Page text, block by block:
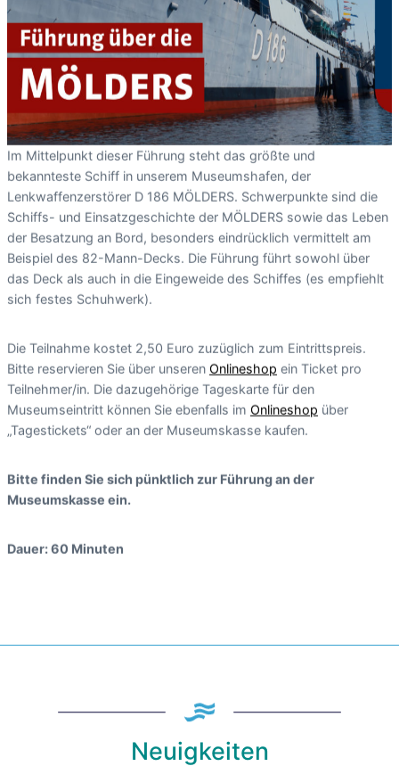
Im Mittelpunkt dieser Führung steht das größte und
bekannteste Schiff in unserem Museumshafen, der
Lenkwaffenzerstörer D 186 MÖLDERS. Schwerpunkte sind die
Schiffs- und Einsatzgeschichte der MÖLDERS sowie das Leben
der Besatzung an Bord, besonders eindrücklich vermittelt am
Beispiel des 82-Mann-Decks. Die Führung führt sowohl über
das Deck als auch in die Eingeweide des Schiffes (es empfiehlt
sich festes Schuhwerk).
Die Teilnahme kostet 2,50 Euro zuzüglich zum Eintrittspreis.
Bitte reservieren Sie über unseren Onlineshop ein Ticket pro
Teilnehmer/in. Die dazugehörige Tageskarte für den
Museumseintritt können Sie ebenfalls im Onlineshop über
„Tagestickets“ oder an der Museumskasse kaufen.
Bitte finden Sie sich pünktlich zur Führung an der
Museumskasse ein.
Dauer: 60 Minuten
Neuigkeiten